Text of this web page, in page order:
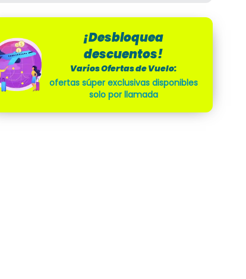
¡Desbloquea
descuentos!
Varios Ofertas de Vuelo:
ofertas súper exclusivas disponibles
solo por llamada